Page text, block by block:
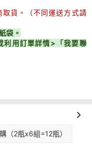
貨。（不同運送方式請
袋。
利用訂單詳情>「我要聯
（2瓶x6組=12瓶）